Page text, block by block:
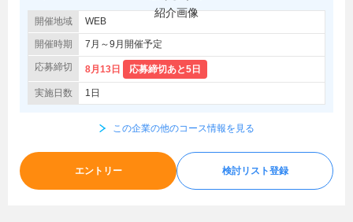
開催地域 WEB
開催時期 7月～9月開催予定
応募締切 8月13日 応募締切あと5日
実施日数 1日
この企業の他のコース情報を見る
エントリー 検討リスト登録